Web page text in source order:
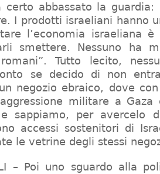
certo abbassato la guardia:
I prodotti israeliani hanno
l’economia israeliana è
smettere. Nessuno ha
Tutto lecito,
se decido di non
negozio ebraico, dove
militare a
sappiamo, per avercelo
accessi sostenitori di
le vetrine degli stessi
– Poi uno sguardo alla